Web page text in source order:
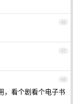
46
47
48
，看个剧看个电子书